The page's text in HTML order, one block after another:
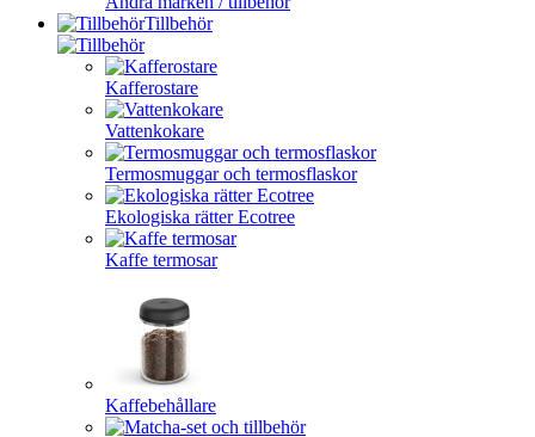
Tillbehör
Kafferostare
Vattenkokare
Termosmuggar och termosflaskor
Ekologiska rätter Ecotree
Kaffe termosar
Kaffebehållare